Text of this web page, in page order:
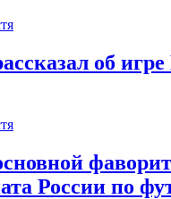
об
фаворит
России по